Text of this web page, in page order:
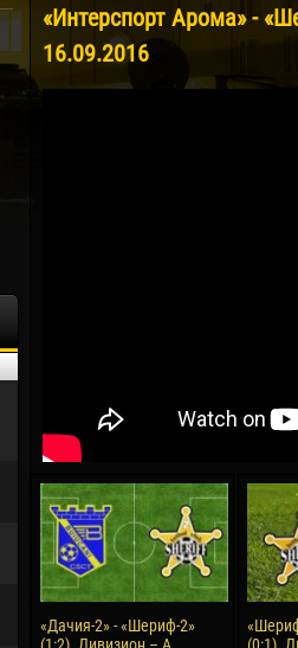
Dhoraso Moreo KLAS
24 February
Vladislav COSTIN
02 March
Veaceslav COZMA
09 March
Emmanuel AFETSE
24
15
«Интерспорт Арома» -
16.09.2016
«Дачия-2» - «Шериф-2»